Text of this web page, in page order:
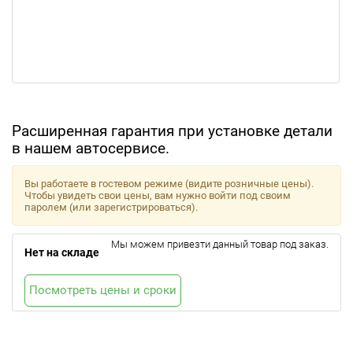
Расширенная гарантия при установке детали
в нашем автосервисе.
Вы работаете в гостевом режиме (видите розничные цены).
Чтобы увидеть свои цены, вам нужно войти под своим
паролем (или зарегистрироваться).
Нет на складе
Мы можем привезти данный товар под заказ.
Посмотреть цены и сроки